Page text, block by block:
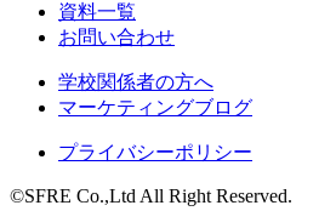
資料一覧
お問い合わせ
学校関係者の方へ
マーケティングブログ
プライバシーポリシー
©SFRE Co.,Ltd All Right Reserved.